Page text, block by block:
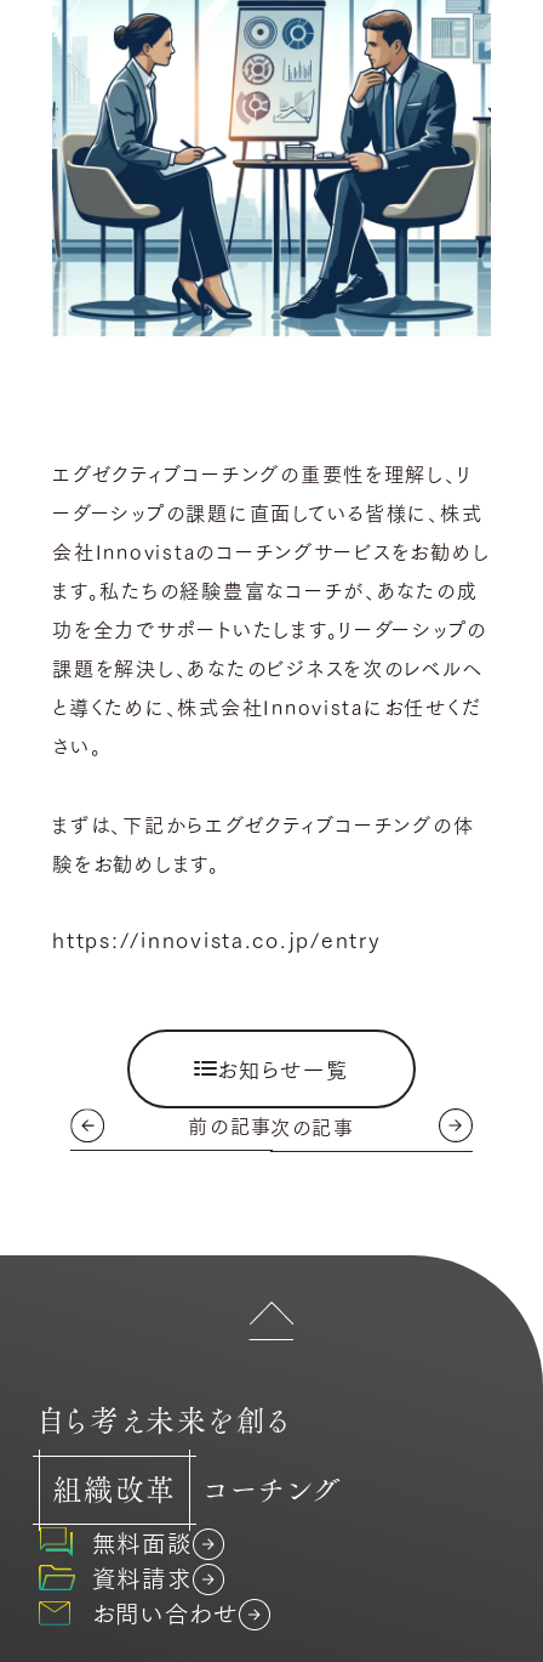
エグゼクティブコーチングの重要性を理解し、リ
ーダーシップの課題に直面している皆様に、株式
会社Innovistaのコーチングサービスをお勧めし
ます。私たちの経験豊富なコーチが、あなたの成
功を全力でサポートいたします。リーダーシップの
課題を解決し、あなたのビジネスを次のレベルへ
と導くために、株式会社Innovistaにお任せくだ
さい。
まずは、下記からエグゼクティブコーチングの体
験をお勧めします。
https://innovista.co.jp/entry
前の記事
お知らせ一覧
次の記事
自ら考え未来を創る
組織改革
コーチング
無料面談
資料請求
お問い合わせ